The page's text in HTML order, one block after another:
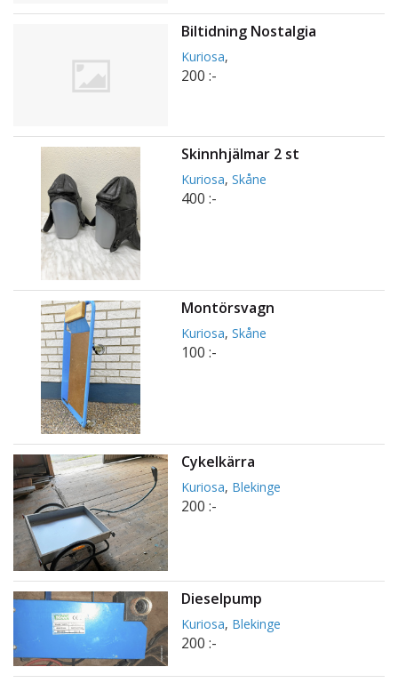
Biltidning Nostalgia
Kuriosa,
200 :-
Skinnhjälmar 2 st
Kuriosa,Skåne
400 :-
Montörsvagn
Kuriosa,Skåne
100 :-
Cykelkärra
Kuriosa, Blekinge
200 :-
Dieselpump
Kuriosa, Blekinge
200 :-